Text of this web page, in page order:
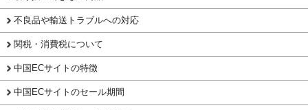
不良品や輸送トラブルへの対応
関税・消費税について
中国ECサイトの特徴
中国ECサイトのセール期間